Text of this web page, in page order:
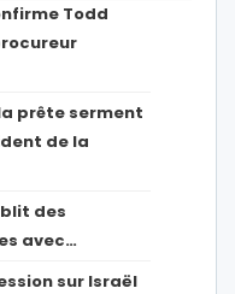
Todd
prête serment
de la
des
avec…
sur Israël